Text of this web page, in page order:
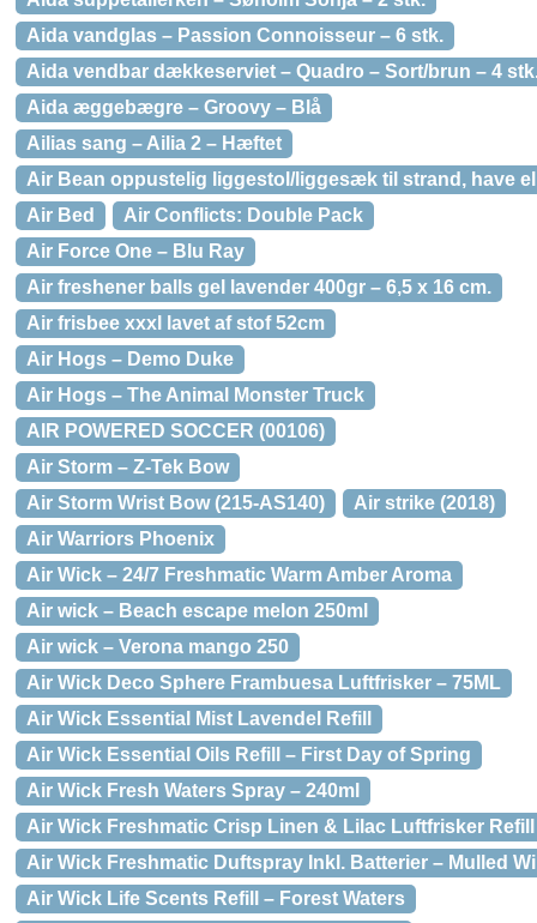
Aida vandglas – Passion Connoisseur – 6 stk.
Aida vendbar dækkeserviet – Quadro – Sort/brun – 4
Aida æggebægre – Groovy – Blå
Ailias sang – Ailia 2 – Hæftet
Air Bean oppustelig liggestol/liggesæk til strand, have
Air Bed
Air Conflicts: Double Pack
Air Force One – Blu Ray
Air freshener balls gel lavender 400gr – 6,5 x 16 cm.
Air frisbee xxxl lavet af stof 52cm
Air Hogs – Demo Duke
Air Hogs – The Animal Monster Truck
AIR POWERED SOCCER (00106)
Air Storm – Z-Tek Bow
Air Storm Wrist Bow (215-AS140)
Air strike (2018)
Air Warriors Phoenix
Air Wick – 24/7 Freshmatic Warm Amber Aroma
Air wick – Beach escape melon 250ml
Air wick – Verona mango 250
Air Wick Deco Sphere Frambuesa Luftfrisker – 75ML
Air Wick Essential Mist Lavendel Refill
Air Wick Essential Oils Refill – First Day of Spring
Air Wick Fresh Waters Spray – 240ml
Air Wick Freshmatic Crisp Linen & Lilac Luftfrisker Refill
Air Wick Freshmatic Duftspray Inkl. Batterier – Mulled
Air Wick Life Scents Refill – Forest Waters